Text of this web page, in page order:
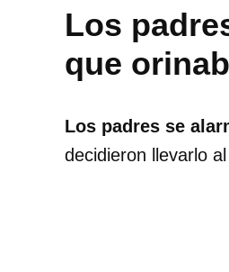
Los
que
Los padres se
decidieron llevarlo